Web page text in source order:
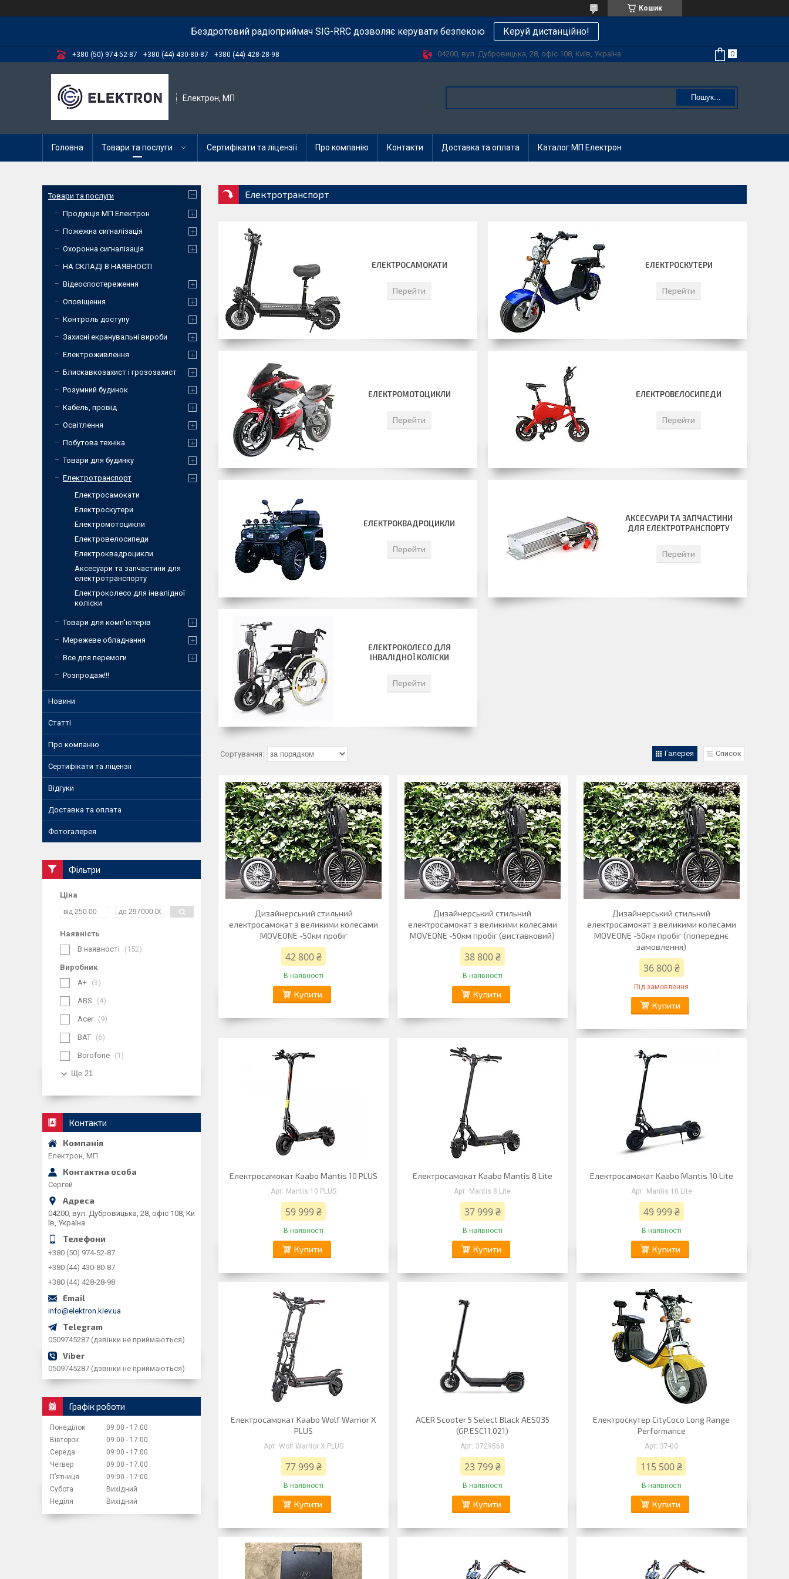
Кошик
Бездротовий радіоприймач SIG-RRC дозволяє керувати безпекою Керуй дистанційно!
+380 (50) 974-52-87 +380 (44) 430-80-87 +380 (44) 428-28-98 04200, вул. Дубровицька, 28, офіс 108, Київ, Україна
Електрон, МП Пошук...
Головна Товари та послуги Сертифікати та ліцензії Про компанію Контакти Доставка та оплата Каталог МП Електрон
Електротранспорт
ЕЛЕКТРОСАМОКАТИ
Перейти
ЕЛЕКТРОСКУТЕРИ
Перейти
ЕЛЕКТРОМОТОЦИКЛИ
Перейти
ЕЛЕКТРОВЕЛОСИПЕДИ
Перейти
ЕЛЕКТРОКВАДРОЦИКЛИ
Перейти
АКСЕСУАРИ ТА ЗАПЧАСТИНИ
ДЛЯ ЕЛЕКТРОТРАНСПОРТУ
Перейти
ЕЛЕКТРОКОЛЕСО ДЛЯ
ІНВАЛІДНОЇ КОЛІСКИ
Перейти
Галерея Список
Дизайнерський стильний
електросамокат з великими колесами
MOVEONE -50км пробіг
42 800 ₴
В наявності
Купити
Дизайнерський стильний
електросамокат з великими колесами
MOVEONE -50км пробіг (виставковий)
38 800 ₴
В наявності
Купити
Дизайнерський стильний
електросамокат з великими колесами
MOVEONE -50км пробіг (попереднє
замовлення)
36 800 ₴
Під замовлення
Купити
Електросамокат Kaabo Mantis 10 PLUS
Mantis 10 PLUS
59 999 ₴
В наявності
Купити
Електросамокат Kaabo Mantis 8 Lite
Mantis 8 Lite
37 999 ₴
В наявності
Купити
Електросамокат Kaabo Mantis 10 Lite
Mantis 10 Lite
49 999 ₴
В наявності
Купити
Електросамокат Kaabo Wolf Warrior X
PLUS
Wolf Warrior X PLUS
77 999 ₴
В наявності
Купити
ACER Scooter 5 Select Black AES035
(GP.ESC11.021)
3729568
23 799 ₴
В наявності
Купити
Електроскутер CityCoco Long Range
Performance
37-00
115 500 ₴
В наявності
Купити
Товари та послуги
Продукція МП Електрон
Пожежна сигналізація
Охоронна сигналізація
НА СКЛАДІ В НАЯВНОСТІ
Відеоспостереження
Оповіщення
Контроль доступу
Захисні екранувальні вироби
Електроживлення
Блискавкозахист і грозозахист
Розумний будинок
Кабель, провід
Освітлення
Побутова техніка
Товари для будинку
Електротранспорт
Електросамокати
Електроскутери
Електромотоцикли
Електровелосипеди
Електроквадроцикли
Аксесуари та запчастини для
електротранспорту
Електроколесо для інвалідної
коліски
Товари для комп'ютерів
Мережеве обладнання
Все для перемоги
Розпродаж!!!
Новини
Статті
Про компанію
Сертифікати та ліцензії
Відгуки
Доставка та оплата
Фотогалерея
Фільтри
Ціна
Наявність
В наявності
152
Виробник
A+
3
ABS 4
Acer 9
BAT 6
Borofone 1
Ще 21
Контакти
Електрон, МП
Сергей
04200, вул. Дубровицька, 28, офіс 108, Ки
їв, Україна
+380 (50) 974-52-87
+380 (44) 430-80-87
+380 (44) 428-28-98
info@elektron.kiev.ua
0509745287 (дзвінки не приймаються)
0509745287 (дзвінки не приймаються)
Графік роботи
Понеділок 09:00
17:00
Вівторок
09:00
17:00
Середа
09:00
17:00
Четвер
09:00
17:00
Пʼятниця
09:00
17:00
Субота
Вихідний
Неділя
Вихідний